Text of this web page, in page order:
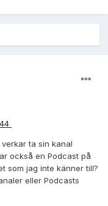
ta sin kanal
också en Podcast på
som jag inte känner till?
eller Podcasts